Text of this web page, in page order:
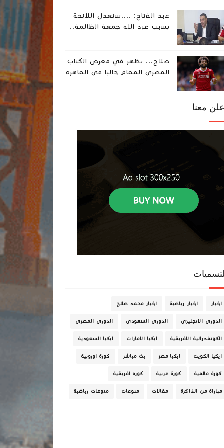
عبد الفتاح: ....سنعدل اللائحة
بسبب عبد الله جمعة الظالمة..
صلاح... يظهر في معرض الكتاب
المصري المقام حاليا في القاهرة
معنا
اخبار اخبار رياضية اخبار محمد صلاح
الدوري الانجليزي الدوري السعودي الدوري المصري
الكونفدرالية الافريقية ايكيا الامارات ايكيا السعودية
ايكيا الكويت ايكيا مصر بث مباشر كورة اوروبية
كورة عالمية كورة عربية كوره افريقية
مباراة من الذاكرة مقالات منوعات منوعات رياضية